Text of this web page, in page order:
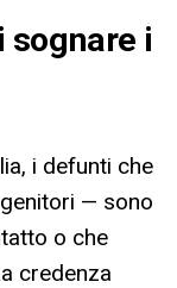
i
i defunti che
— sono
o che
credenza